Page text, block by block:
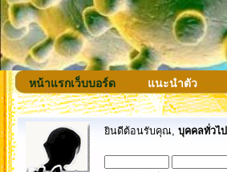
หน้าแรกเว็บบอร์ด แนะนำตัว
ยินดีต้อนรับคุณ, บุคคลทั่วไป